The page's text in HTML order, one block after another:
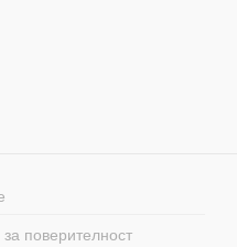
поверителност